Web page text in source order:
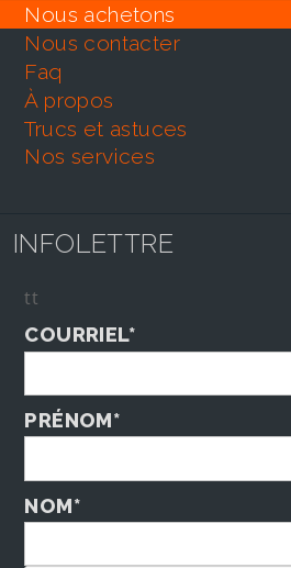
nous achetons
nous contacter
faq
À propos
trucs et astuces
nos services
INFOLETTRE
tt
COURRIEL*
PRÉNOM*
NOM*